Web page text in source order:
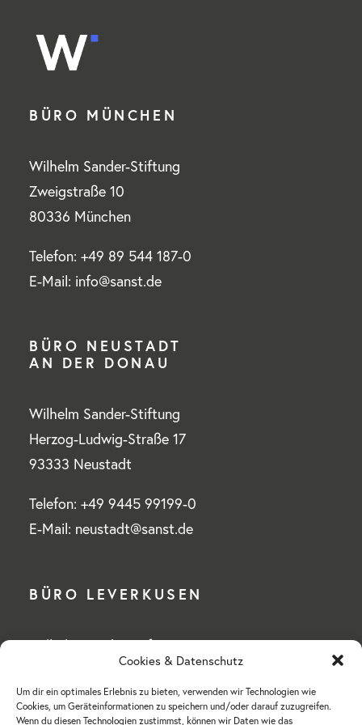
Cookies & Datenschutz
Um dir ein optimales Erlebnis zu bieten, verwenden wir Technologien wie
Cookies, um Geräteinformationen zu speichern und/oder darauf zuzugreifen.
Wenn du diesen Technologien zustimmst, können wir Daten wie das
BÜRO MÜNCHEN
Wilhelm Sander-Stiftung
Zweigstraße 10
80336 München
Telefon: +49 89 544 187-0
E-Mail: info@sanst.de
BÜRO NEUSTADT
AN DER DONAU
Wilhelm Sander-Stiftung
Herzog-Ludwig-Straße 17
93333 Neustadt
Telefon: +49 9445 99199-0
E-Mail: neustadt@sanst.de
BÜRO LEVERKUSEN
Wilhelm Sander-Stiftung
Mülheimer Straße 76 a
51375 Leverkusen-Schlebusch